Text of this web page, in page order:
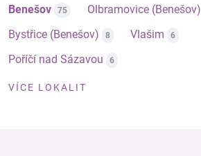
Benešov 75 Olbramovice (Benešov)
Bystřice (Benešov) 8 Vlašim 6
Poříčí nad Sázavou 6
VÍCE LOKALIT